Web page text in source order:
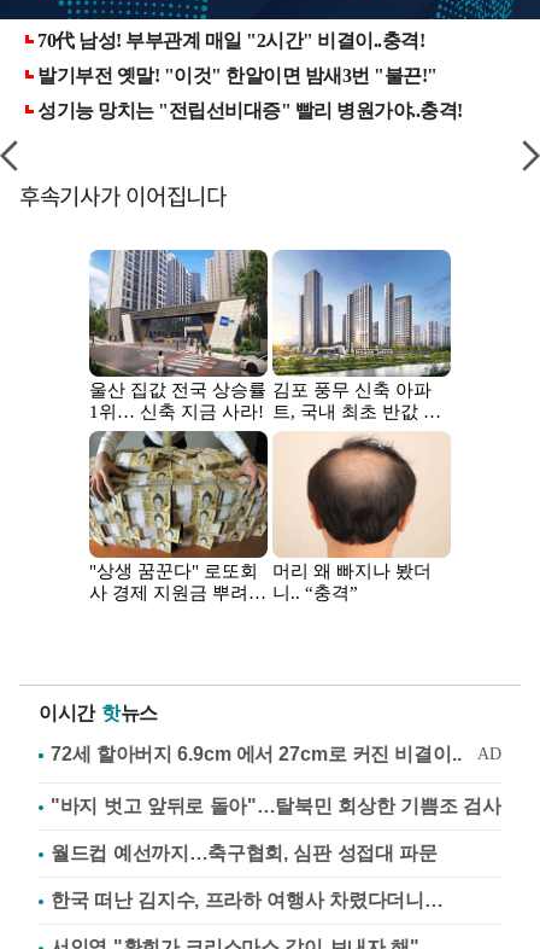
후속기사가 이어집니다
이시간 핫뉴스
"바지 벗고 앞뒤로 돌아"…탈북민 회상한 기쁨조 검사
월드컵 예선까지…축구협회, 심판 성접대 파문
한국 떠난 김지수, 프라하 여행사 차렸다더니…